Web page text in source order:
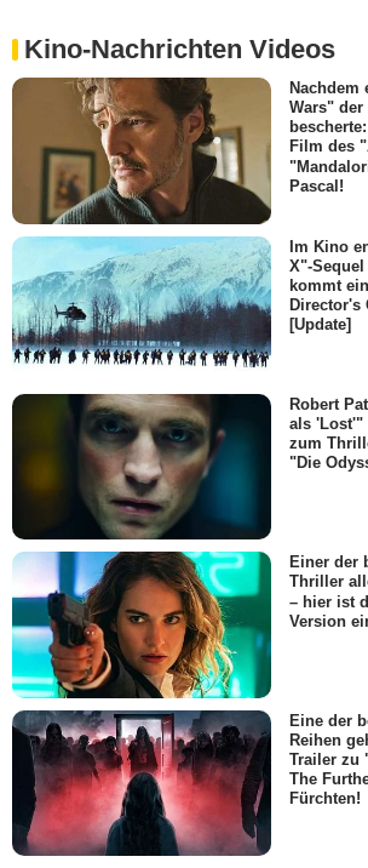
Kino-Nachrichten Videos
Nachdem
Wars" der
Film des
Pascal!
Im Kino
X"-Sequel
kommt
Director's
[Update]
Robert
als 'Lost'"
zum
"Die
Einer der
Thriller
– hier ist
Version
Eine der
Reihen
Trailer zu
The
Fürchten!